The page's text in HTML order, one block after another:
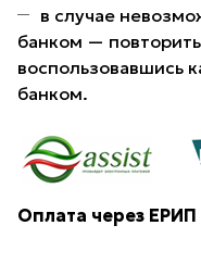
в случае
банком —
воспользовавшись
банком.
Оплата через ЕРИП